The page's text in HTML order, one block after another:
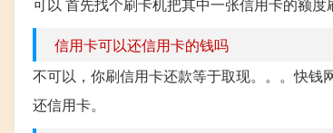
信用卡可以还信用卡的钱吗
不可以，你刷信用卡还款等于取现。。。快
还信用卡。